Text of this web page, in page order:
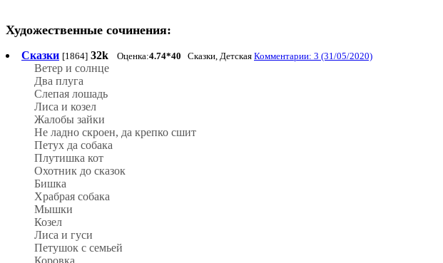
Художественные сочинения:
Сказки [1864] 32k Оценка:4.74*40 Сказки, Детская Комментарии: 3 (31/05/2020)
Ветер и солнце
Два плуга
Слепая лошадь
Лиса и козел
Жалобы зайки
Не ладно скроен, да крепко сшит
Петух да собака
Плутишка кот
Охотник до сказок
Бишка
Храбрая собака
Мышки
Козел
Лиса и гуси
Петушок с семьей